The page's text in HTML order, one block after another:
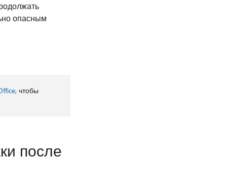
опасным
, чтобы
после